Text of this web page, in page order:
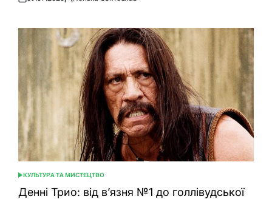
ОприлюдненоОпубліковано
ОПУБЛІКУВАТИ
У
КУЛЬТУРА ТА МИСТЕЦТВО
Денні Трио: від в’язня №1 до голлівудської